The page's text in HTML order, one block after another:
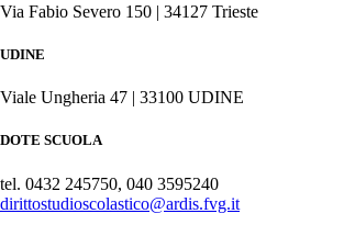
Via Fabio Severo 150 | 34127 Trieste
UDINE
Viale Ungheria 47 | 33100 UDINE
DOTE SCUOLA
tel. 0432 245750, 040 3595240
dirittostudioscolastico@ardis.fvg.it